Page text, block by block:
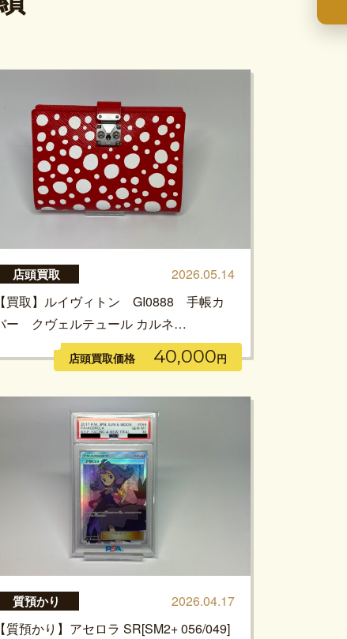
店頭買取
2026.05.14
【買取】ルイヴィトン GI0888 手帳カ
ー クヴェルテュール カルネ…
店頭買取価格 40,000円
質預かり
2026.04.17
【質預かり】アセロラ SR[SM2+ 056/049]